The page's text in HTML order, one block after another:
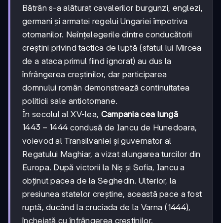
Bătrân s-a alăturat cavalerilor burgunzi, englezi,
germani și armatei regelui Ungariei împotriva
otomanilor. Neînțelegerile dintre conducătorii
creștini privind tactica de luptă (sfatul lui Mircea
de a ataca primul fiind ignorat) au dus la
înfrângerea creștinilor, dar participarea
domnului român demonstrează continuitatea
politicii sale antiotomane.
În secolul al XV-lea, Campania cea lungă
1443-
1444
1443 − 1444 condusă de Iancu de Hunedoara,
voievod al Transilvaniei și guvernator al
Regatului Maghiar, a vizat alungarea turcilor din
Europa. După victorii la Niș și Sofia, Iancu a
obținut pacea de la Seghedin. Ulterior, la
presiunea statelor creștine, această pace a fost
ruptă, ducând la cruciada de la Varna (1444),
încheiată cu înfrângerea creștinilor.